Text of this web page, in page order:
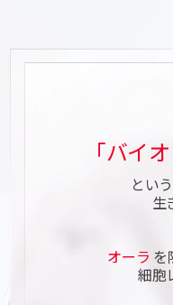
「バイ
とい
生
オーラ を
細胞